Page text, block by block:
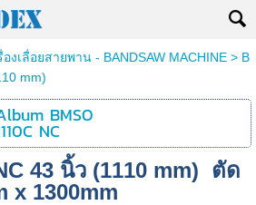
องเลื่อยสายพาน - BANDSAW MACHINE> B
mm)
BMSO
NC
43 นิ้ว (1110 mm) ตัด
x 1300mm